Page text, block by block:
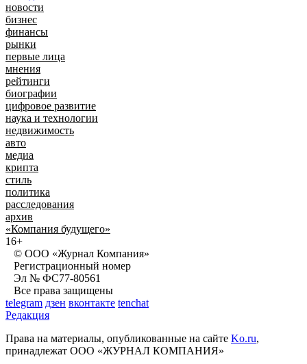
новости
бизнес
финансы
рынки
первые лица
мнения
рейтинги
биографии
цифровое развитие
наука и технологии
недвижимость
авто
медиа
крипта
стиль
политика
расследования
архив
«Компания будущего»
16+
© ООО «Журнал Компания»
Регистрационный номер
Эл № ФС77-80561
Все права защищены
telegram дзен вконтакте tenchat
Редакция
Права на материалы, опубликованные на сайте Ko.ru,
принадлежат ООО «ЖУРНАЛ КОМПАНИЯ»